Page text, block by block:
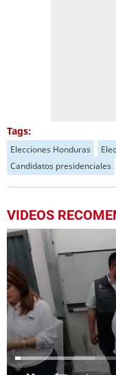
Tags:
Elecciones Honduras
Candidatos presidenciales
VIDEOS